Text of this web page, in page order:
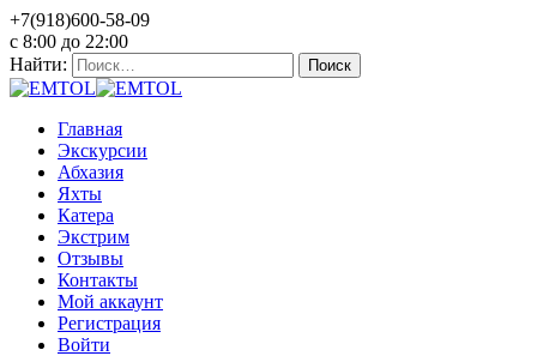
+7(918)600-58-09
c 8:00 до 22:00
Найти:
Главная
Экскурсии
Абхазия
Яхты
Катера
Экстрим
Отзывы
Контакты
Мой аккаунт
Регистрация
Войти